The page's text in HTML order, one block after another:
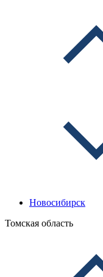
Новосибирск
Томская область